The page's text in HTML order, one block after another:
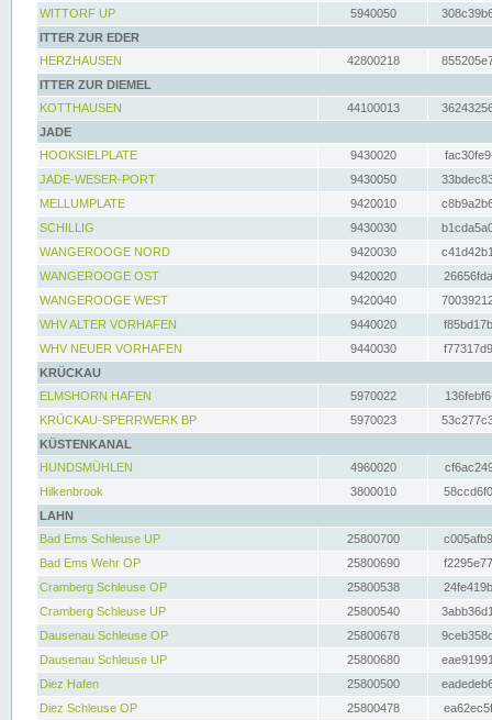
WITTORF UP
5940050
ITTER ZUR EDER
HERZHAUSEN
42800218
ITTER ZUR DIEMEL
KOTTHAUSEN
44100013
JADE
HOOKSIELPLATE
9430020
JADE-WESER-PORT
9430050
MELLUMPLATE
9420010
SCHILLIG
9430030
WANGEROOGE NORD
9420030
WANGEROOGE OST
9420020
WANGEROOGE WEST
9420040
WHV ALTER VORHAFEN
9440020
WHV NEUER VORHAFEN
9440030
KRÜCKAU
ELMSHORN HAFEN
5970022
KRÜCKAU-SPERRWERK BP
5970023
KÜSTENKANAL
HUNDSMÜHLEN
4960020
Hilkenbrook
3800010
LAHN
Bad Ems Schleuse UP
25800700
Bad Ems Wehr OP
25800690
Cramberg Schleuse OP
25800538
Cramberg Schleuse UP
25800540
Dausenau Schleuse OP
25800678
Dausenau Schleuse UP
25800680
Diez Hafen
25800500
Diez Schleuse OP
25800478